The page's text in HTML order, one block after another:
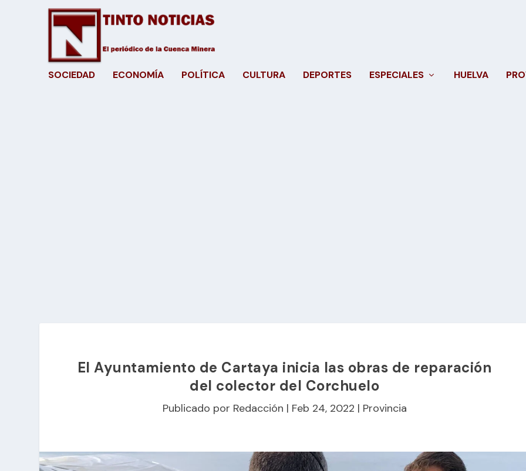
SOCIEDAD ECONOMÍA POLÍTICA CULTURA DEPORTES ESPECIALES HUELVA
El Ayuntamiento de Cartaya inicia las obras de reparación
del colector del Corchuelo
Publicado por Redacción | Feb 24, 2022 | Provincia